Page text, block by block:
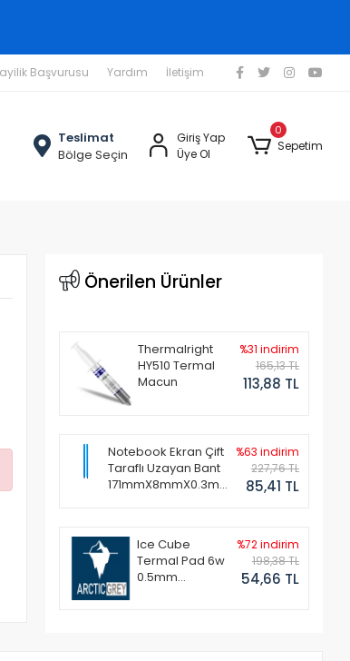
Başvurusu Yardım İletişim
Teslimat
Bölge Seçin
Giriş Yap
Üye Ol
0
Sepetim
Önerilen Ürünler
Thermalright
HY510 Termal
Macun
%31 indirim
165,13 TL
113,88 TL
Notebook Ekran Çift
Taraflı Uzayan Bant
171mmX8mmX0.3mm
%63 indirim
227,76 TL
85,41 TL
Ice Cube
Termal Pad 6w
0.5mm
%72 indirim
198,38 TL
54,66 TL